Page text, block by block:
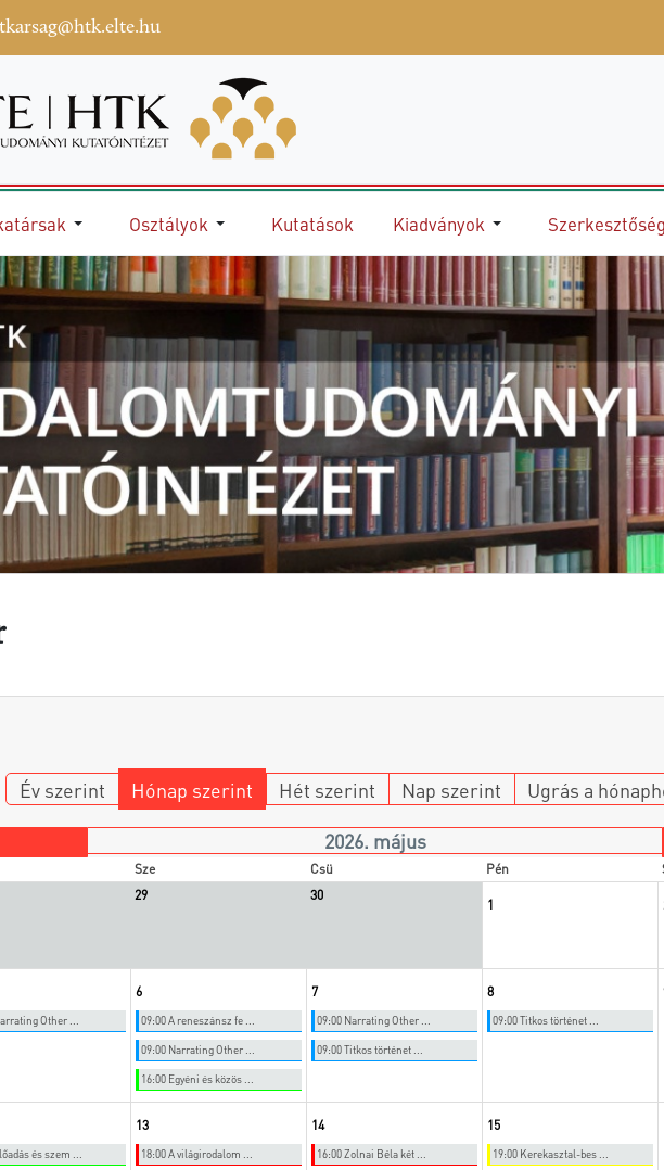
Osztályok Kutatások Kiadványok
Év szerint Hónap szerint Hét szerint Nap szerint Ugrás a
2026. május
Sze Csü Pén
29 30
1
Other ...
6
09:00 A reneszánsz fe ...
09:00 Narrating Other ...
16:00 Egyéni és közös ...
7
09:00 Narrating Other ...
09:00 Titkos történet ...
8
09:00 Titkos történet ...
és szem ...
13
18:00 A világirodalom ...
14
16:00 Zolnai Béla két ...
15
19:00 Kerekasztal-bes ...